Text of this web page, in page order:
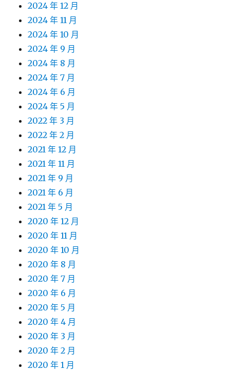
2024 年 12 月
2024 年 11 月
2024 年 10 月
2024 年 9 月
2024 年 8 月
2024 年 7 月
2024 年 6 月
2024 年 5 月
2022 年 3 月
2022 年 2 月
2021 年 12 月
2021 年 11 月
2021 年 9 月
2021 年 6 月
2021 年 5 月
2020 年 12 月
2020 年 11 月
2020 年 10 月
2020 年 8 月
2020 年 7 月
2020 年 6 月
2020 年 5 月
2020 年 4 月
2020 年 3 月
2020 年 2 月
2020 年 1 月